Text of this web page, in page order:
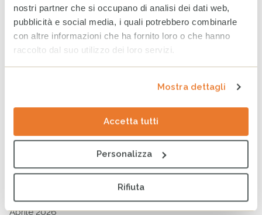
nostri partner che si occupano di analisi dei dati web,
pubblicità e social media, i quali potrebbero combinarle
con altre informazioni che ha fornito loro o che hanno
raccolto dal suo utilizzo dei loro servizi.
Mostra dettagli
Accetta tutti
Personalizza
Rifiuta
TAG PIÙ COMUNI
ALPINI CASA DEL SORRISO BRASILE CHARITY DINNER
OSPEDALE DA CAMPO BERGAMO TUTORI DI RESILIENZA
VOLLEY BERGAMO
Giugno 2026
Aprile 2026